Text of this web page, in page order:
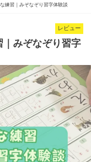
練習｜みぞなぞり習字体験談
レビュー
みぞなぞり習字